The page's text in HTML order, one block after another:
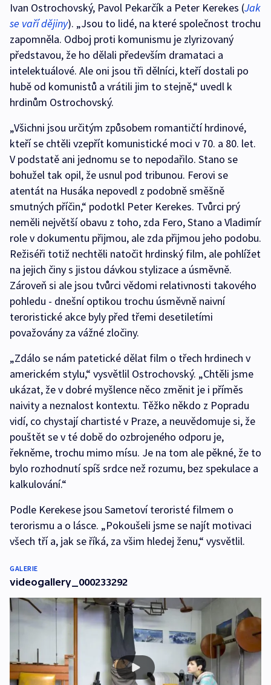
Ivan Ostrochovský, Pavol Pekarčík a Peter Kerekes (Jak
se vaří dějiny). „Jsou to lidé, na které společnost trochu
zapomněla. Odboj proti komunismu je zlyrizovaný
představou, že ho dělali především dramataci a
intelektuálové. Ale oni jsou tři dělníci, kteří dostali po
hubě od komunistů a vrátili jim to stejně,“ uvedl k
hrdinům Ostrochovský.
„Všichni jsou určitým způsobem romantičtí hrdinové,
kteří se chtěli vzepřít komunistické moci v 70. a 80. let.
V podstatě ani jednomu se to nepodařilo. Stano se
bohužel tak opil, že usnul pod tribunou. Ferovi se
atentát na Husáka nepovedl z podobně směšně
smutných příčin,“ podotkl Peter Kerekes. Tvůrci prý
neměli největší obavu z toho, zda Fero, Stano a Vladimír
role v dokumentu přijmou, ale zda přijmou jeho podobu.
Režiséři totiž nechtěli natočit hrdinský film, ale pohlížet
na jejich činy s jistou dávkou stylizace a úsměvně.
Zároveň si ale jsou tvůrci vědomi relativnosti takového
pohledu - dnešní optikou trochu úsměvně naivní
teroristické akce byly před třemi desetiletími
považovány za vážné zločiny.
„Zdálo se nám patetické dělat film o třech hrdinech v
americkém stylu,“ vysvětlil Ostrochovský. „Chtěli jsme
ukázat, že v dobré myšlence něco změnit je i příměs
naivity a neznalost kontextu. Těžko někdo z Popradu
vidí, co chystají chartisté v Praze, a neuvědomuje si, že
pouštět se v té době do ozbrojeného odporu je,
řekněme, trochu mimo mísu. Je na tom ale pěkné, že to
bylo rozhodnutí spíš srdce než rozumu, bez spekulace a
kalkulování.“
Podle Kerekese jsou Sametoví teroristé filmem o
terorismu a o lásce. „Pokoušeli jsme se najít motivaci
všech tří a, jak se říká, za všim hledej ženu,“ vysvětlil.
GALERIE
videogallery_000233292